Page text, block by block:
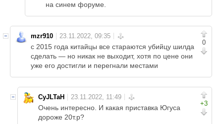
на синем форуме.
0
mzr910
с 2015 года китайцы все стараются убийцу шилда
сделать — но никак не выходит, хотя по цене они
уже его достигли и перегнали местами
+3
CyJLTaH
Очень интересно. И какая приставка Югуса
дороже 20т.р?